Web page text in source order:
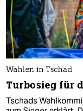
Wahlen in Tschad
Turbosieg für
Tschads